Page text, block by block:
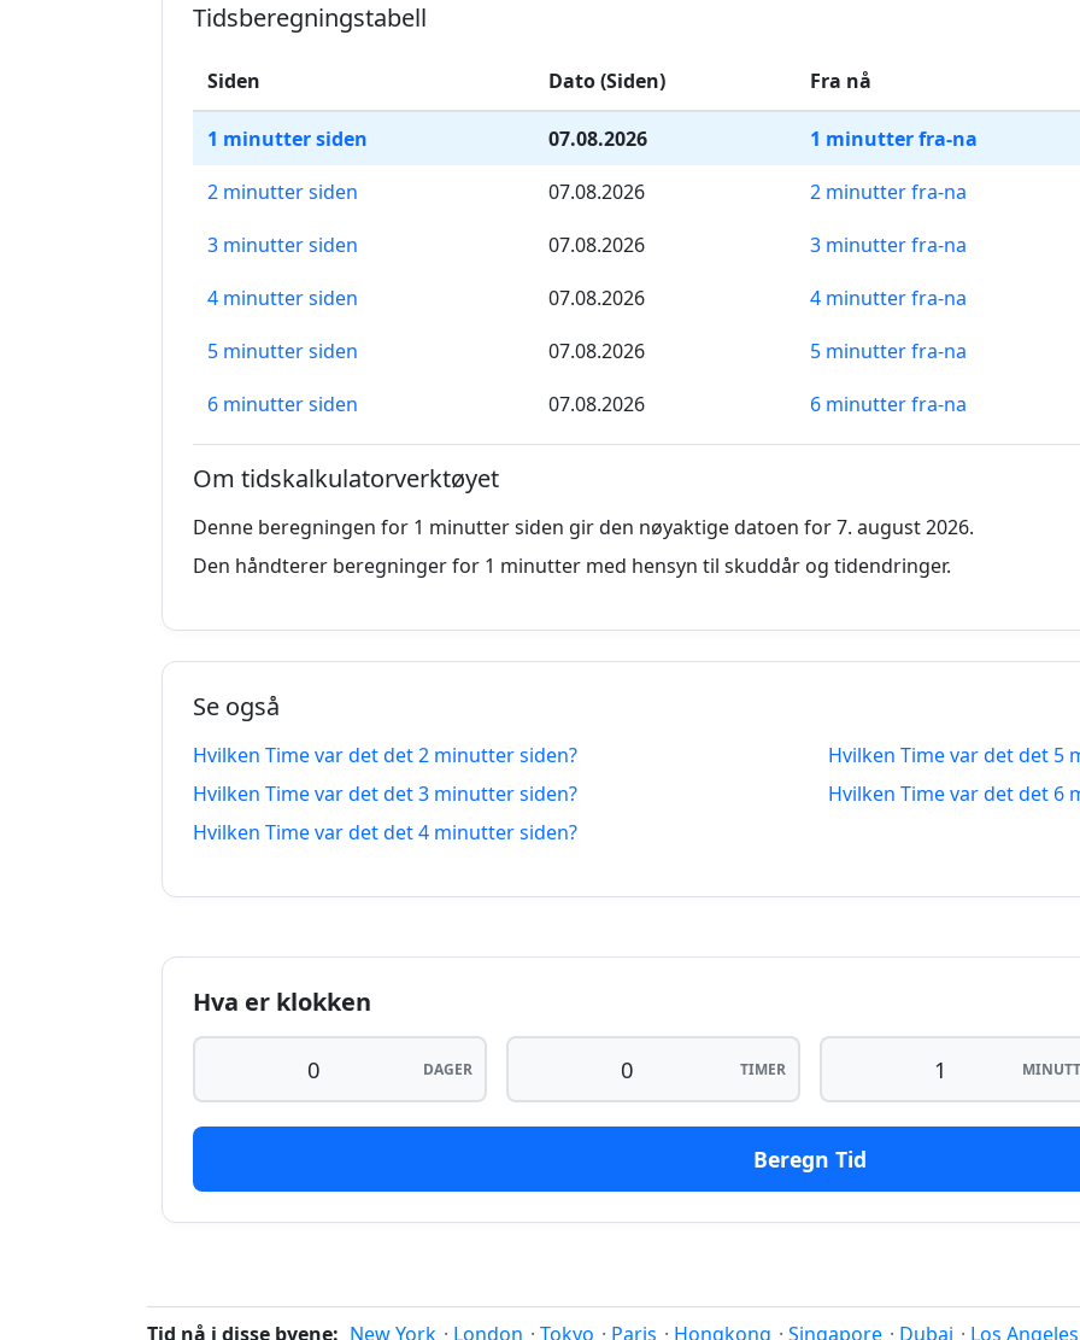
Tidsberegningstabell
Siden Dato (Siden) Fra nå
1 minutter siden 07.08.2026
1 minutter fra-na
2 minutter siden
07.08.2026
2 minutter fra-na
3 minutter siden
07.08.2026
3 minutter fra-na
4 minutter siden
07.08.2026
4 minutter fra-na
5 minutter siden
07.08.2026
5 minutter fra-na
6 minutter siden
07.08.2026
6 minutter fra-na
9 minutter siden
07.08.2026
9 minutter fra-na
11 minutter siden
07.08.2026
11 minutter fra-na
12 minutter siden
14 minutter siden
07.08.2026
Om tidskalkulatorverktøyet
Denne beregningen for 1 minutter siden gir den nøyaktige datoen for 7. august 2026.
Den håndterer beregninger for 1 minutter med hensyn til skuddår og tidendringer.
Se også
Hvilken Time var det det 2 minutter siden?
Hvilken Time var det det 3 minutter siden?
Hvilken Time var det det 4 minutter siden?
Hvilken Time var det det 5
Hvilken Time var det det 6
Hva er klokken
DAGER TIMER
Beregn Tid
Tid nå i disse byene: New York · London · Tokyo · Paris · Hongkong · Singapore · Dubai · Los Angeles